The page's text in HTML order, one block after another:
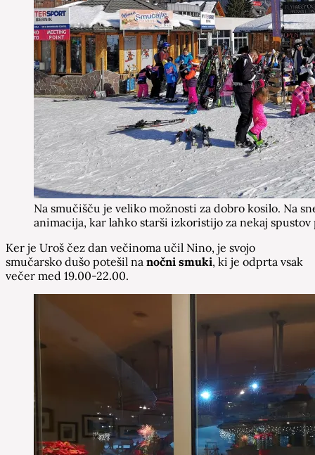
Na smučišču je veliko možnosti za dobro kosilo. Na
animacija, kar lahko starši izkoristijo za nekaj
Ker je Uroš čez dan večinoma učil Nino, je svojo
smučarsko dušo potešil na nočni smuki, ki je odprta vsak
večer med 19.00-22.00.